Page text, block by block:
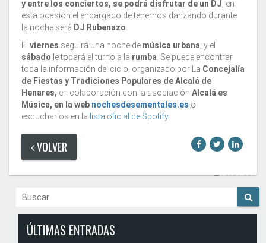
y entre los conciertos, se podrá disfrutar de un DJ , en
esta ocasión el encargado de tenernos danzando durante
la noche será DJ Rubenazo
El viernes seguirá una noche de música urbana , y el
sábado le tocará el turno a la rumba . Se puede encontrar
toda la información del ciclo, organizado por La Concejalía
de Fiestas y Tradiciones Populares de Alcalá de
Henares, en colaboración con la asociación Alcalá es
Música, en la web nochesdesementales.es o
escucharlos en la lista oficial de Spotify.
VOLVER
ÚLTIMAS ENTRADAS